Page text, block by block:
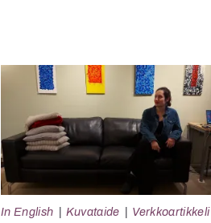
In English Kuvataide Verkkoartikkeli